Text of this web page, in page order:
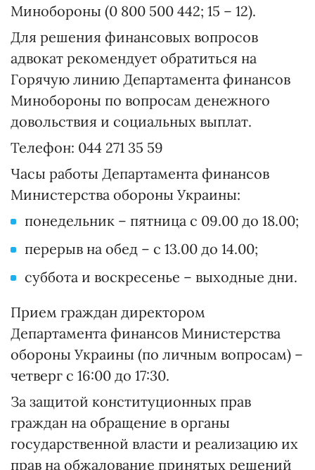
Минобороны (0 800 500 442; 15 – 12).
Для решения финансовых вопросов
адвокат рекомендует обратиться на
Горячую линию Департамента финансов
Минобороны по вопросам денежного
довольствия и социальных выплат.
Телефон: 044 271 35 59
Часы работы Департамента финансов
Министерства обороны Украины:
понедельник – пятница с 09.00 до 18.00;
перерыв на обед – с 13.00 до 14.00;
суббота и воскресенье – выходные дни.
Прием граждан директором
Департамента финансов Министерства
обороны Украины (по личным вопросам) –
четверг с 16:00 до 17:30.
За защитой конституционных прав
граждан на обращение в органы
государственной власти и реализацию их
прав на обжалование принятых решений